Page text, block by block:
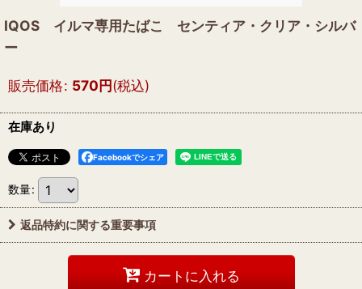
IQOS イルマ専用たばこ センティア・クリア・シルバ
ー
販売価格: 570円(税込)
在庫あり
Facebookでシェア
数量:
返品特約に関する重要事項
カートに入れる